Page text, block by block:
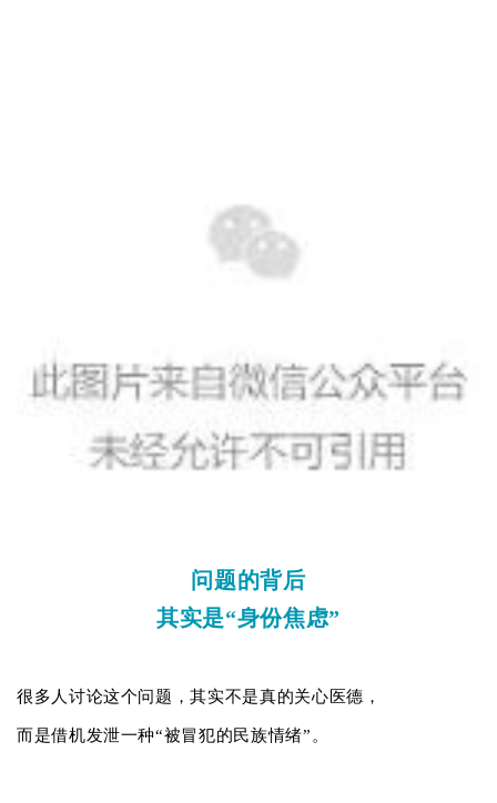
问题的背后
其实是“身份焦虑”
很多人讨论这个问题，其实不是真的关心医德，
而是借机发泄一种“被冒犯的民族情绪”。